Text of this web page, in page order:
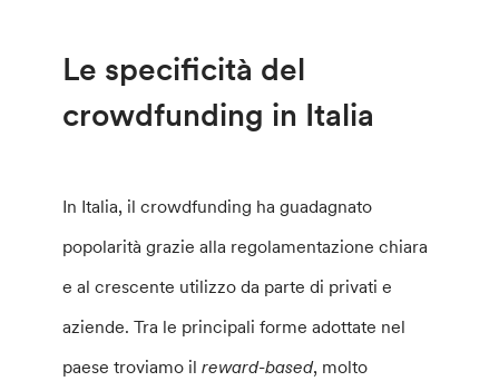
Le specificità del
crowdfunding in Italia
In Italia, il crowdfunding ha guadagnato
popolarità grazie alla regolamentazione chiara
e al crescente utilizzo da parte di privati e
aziende. Tra le principali forme adottate nel
paese troviamo ilreward-based, molto